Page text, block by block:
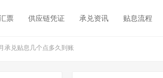
票 供应链凭证 承兑资讯 贴息流程
承兑贴息几个点多久到账